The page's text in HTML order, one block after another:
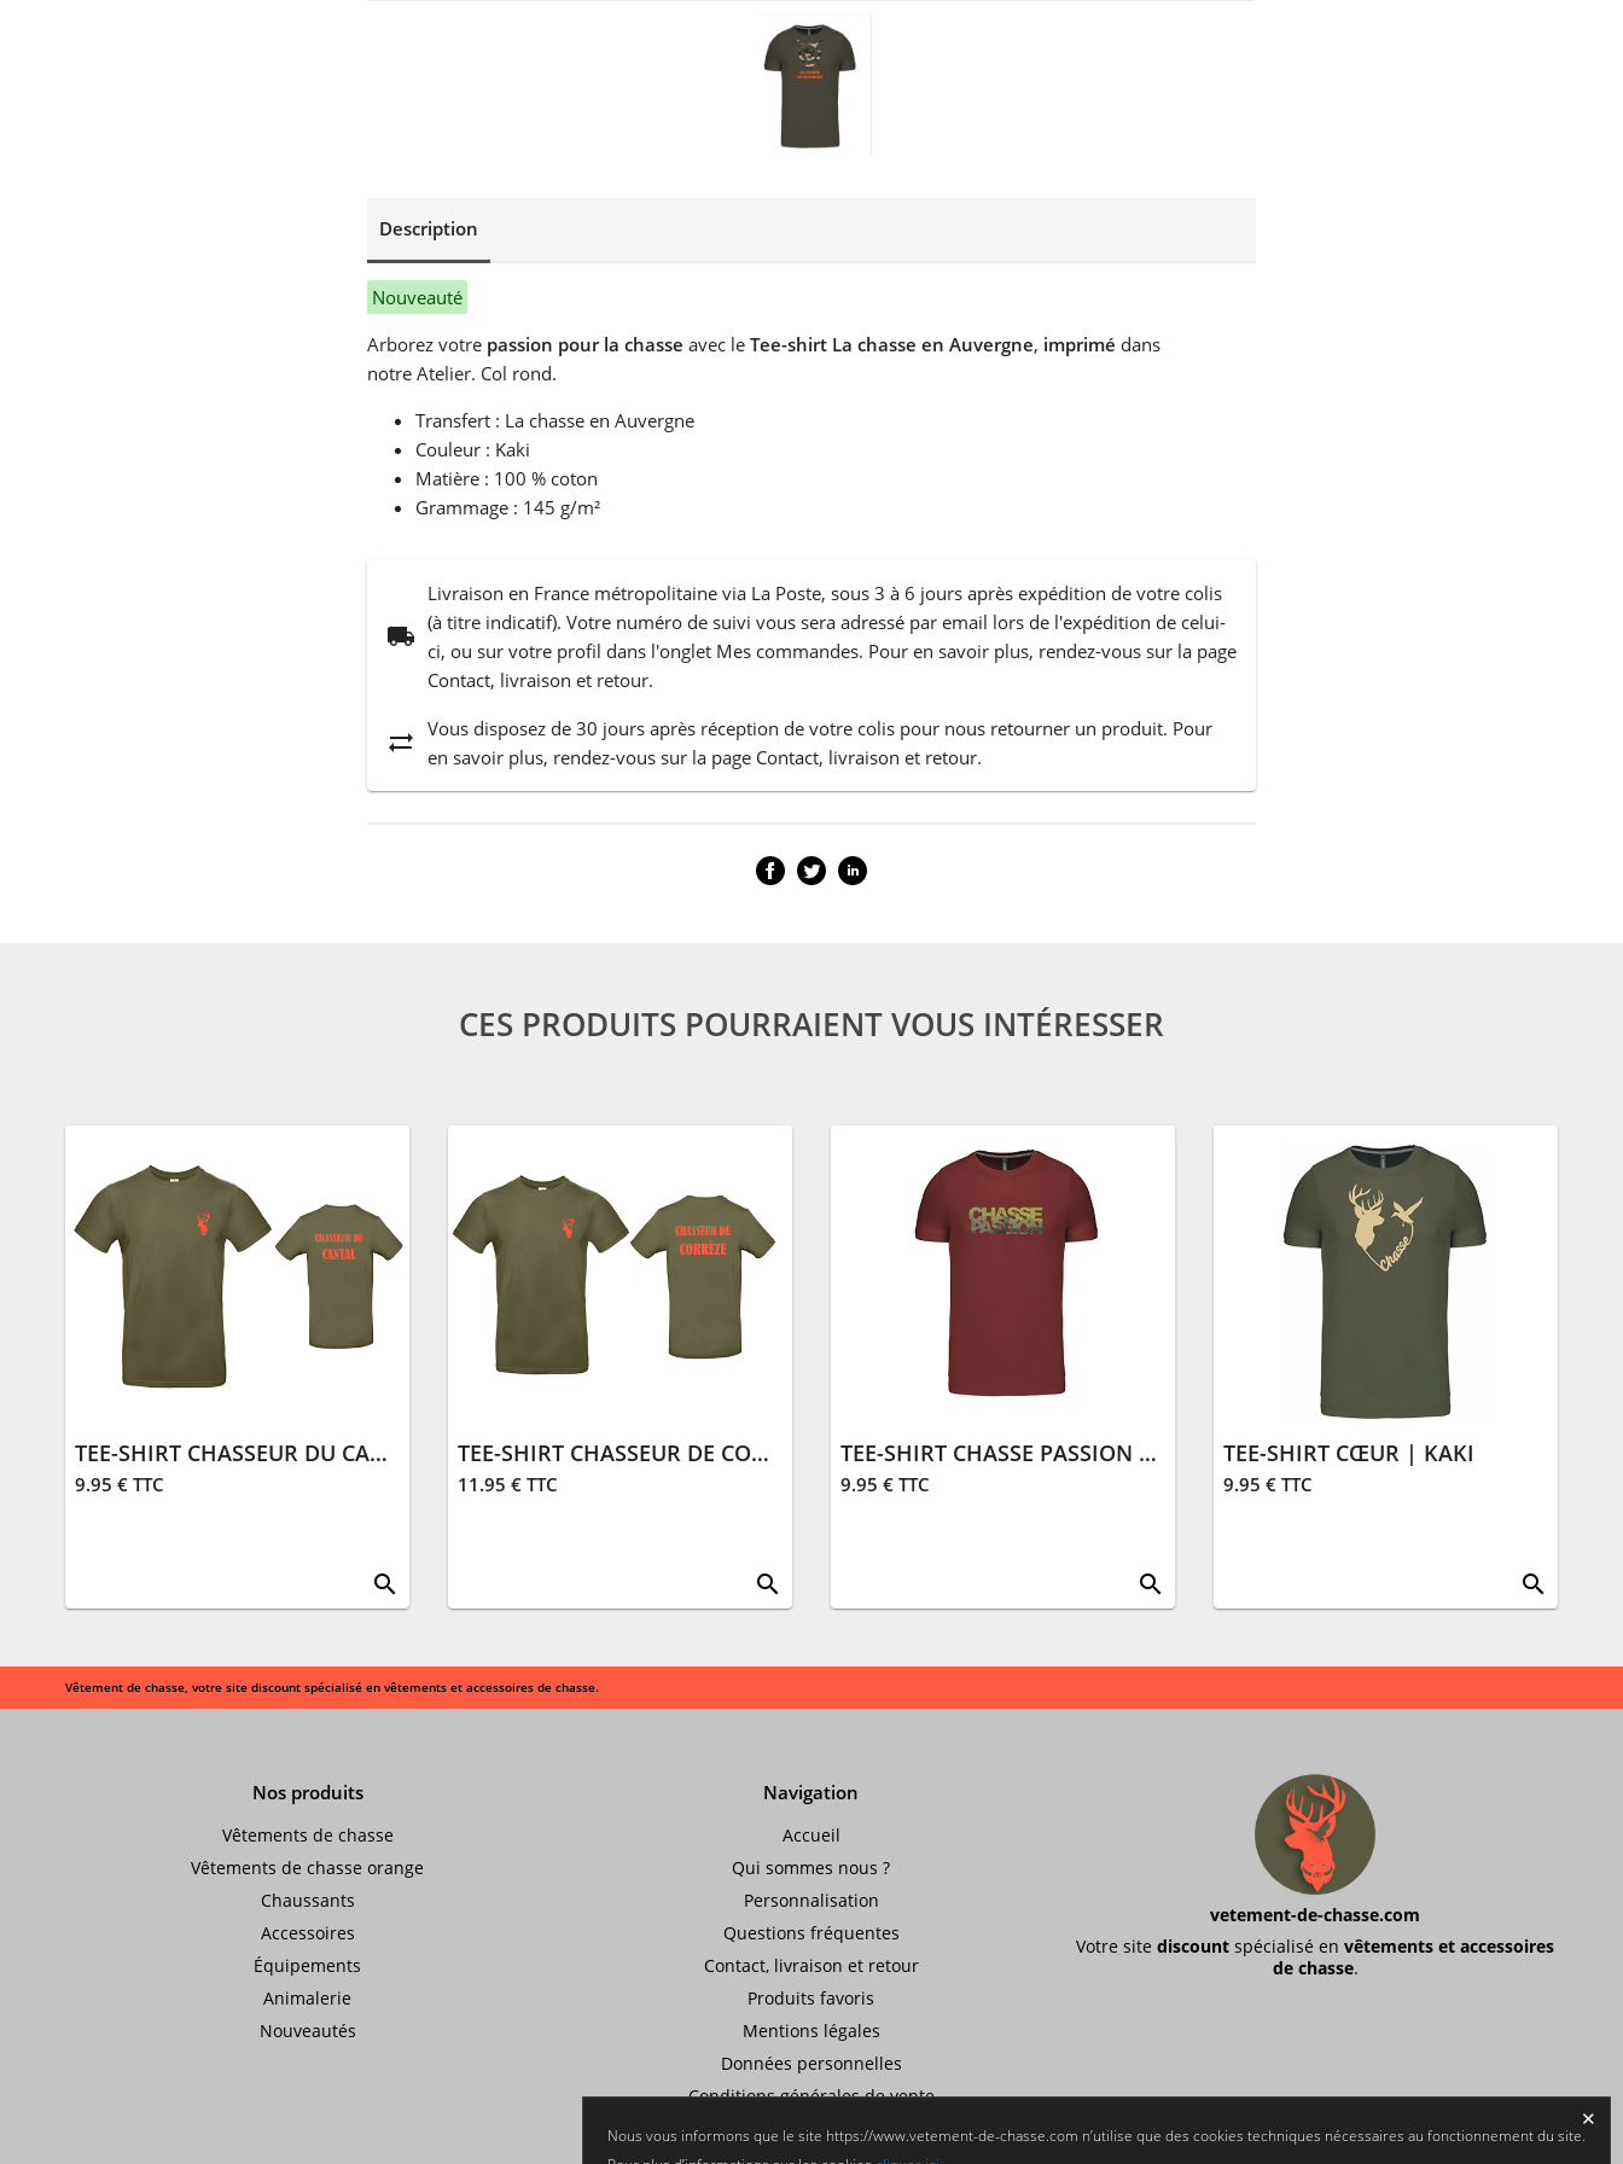
Description
Nouveauté
Arborez votre passion pour la chasse avec le Tee-shirt La chasse en Auvergne, imprimé dans
notre Atelier. Col rond.
Transfert : La chasse en Auvergne
Couleur : Kaki
Matière : 100 % coton
Grammage : 145 g/m²
local_shipping
Livraison en France métropolitaine via La Poste, sous 3 à 6 jours après expédition de votre colis
(à titre indicatif). Votre numéro de suivi vous sera adressé par email lors de l'expédition de celui-
ci, ou sur votre profil dans l'onglet Mes commandes. Pour en savoir plus, rendez-vous sur la page
Contact, livraison et retour.
sync_alt Vous disposez de 30 jours après réception de votre colis pour nous retourner un produit. Pour
en savoir plus, rendez-vous sur la page Contact, livraison et retour.
CES PRODUITS POURRAIENT VOUS INTÉRESSER
TEE-SHIRT CHASSEUR DU CANTAL DOS | KAKI
9.95 € TTC
search
TEE-SHIRT CHASSEUR DE CORRÈZE | KAKI
11.95 € TTC
search
TEE-SHIRT CHASSE PASSION | BORDEAUX
9.95 € TTC
search
TEE-SHIRT CŒUR | KAKI
9.95 € TTC
search
Vêtement de chasse, votre site discount spécialisé en vêtements et accessoires de chasse.
Nos produits
Vêtements de chasse
Vêtements de chasse orange
Chaussants
Accessoires
Équipements
Animalerie
Nouveautés
Navigation
Accueil
Qui sommes nous ?
Personnalisation
Questions fréquentes
Contact, livraison et retour
Produits favoris
Mentions légales
Données personnelles
Conditions générales de vente
vetement-de-chasse.com
Votre sitediscount spécialisé envêtements et accessoires
de chasse.